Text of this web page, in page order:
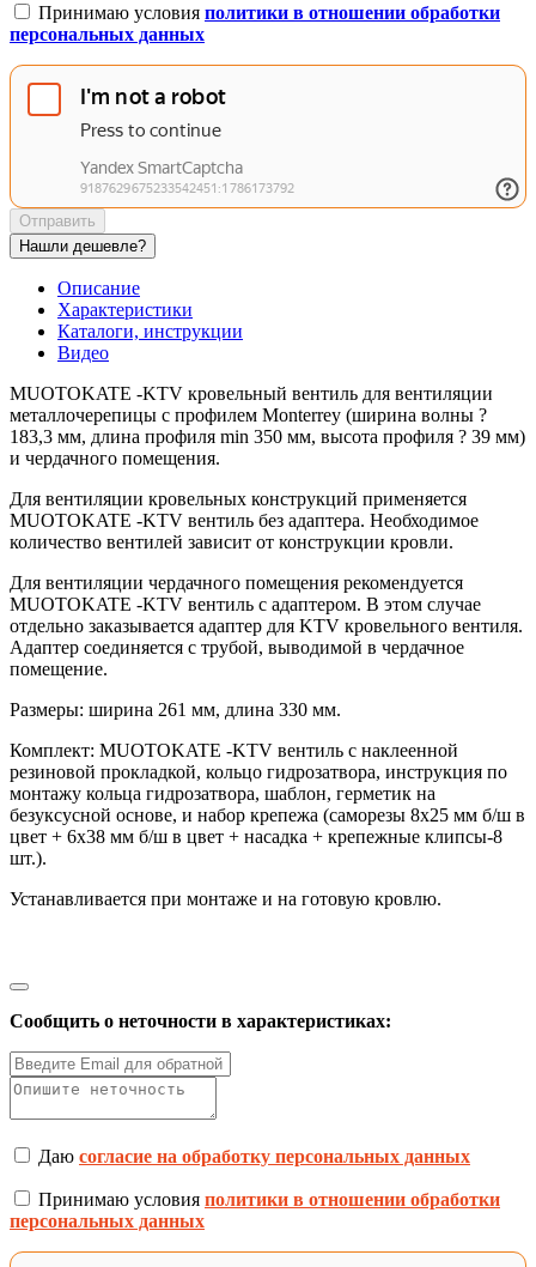
Принимаю условия политики в отношении обработки
персональных данных
Отправить
Нашли дешевле?
Описание
Характеристики
Каталоги, инструкции
Видео
MUOTOKATE -KTV кровельный вентиль для вентиляции
металлочерепицы с профилем Monterrey (ширина волны ?
183,3 мм, длина профиля min 350 мм, высота профиля ? 39 мм)
и чердачного помещения.
Для вентиляции кровельных конструкций применяется
MUOTOKATE -KTV вентиль без адаптера. Необходимое
количество вентилей зависит от конструкции кровли.
Для вентиляции чердачного помещения рекомендуется
MUOTOKATE -KTV вентиль с адаптером. В этом случае
отдельно заказывается адаптер для KTV кровельного вентиля.
Адаптер соединяется с трубой, выводимой в чердачное
помещение.
Размеры: ширина 261 мм, длина 330 мм.
Комплект: MUOTOKATE -KTV вентиль с наклеенной
резиновой прокладкой, кольцо гидрозатвора, инструкция по
монтажу кольца гидрозатвора, шаблон, герметик на
безуксусной основе, и набор крепежа (саморезы 8x25 мм б/ш в
цвет + 6х38 мм б/ш в цвет + насадка + крепежные клипсы-8
шт.).
Устанавливается при монтаже и на готовую кровлю.
Сообщить о неточности в характеристиках:
Даю согласие на обработку персональных данных
Принимаю условия политики в отношении обработки
персональных данных